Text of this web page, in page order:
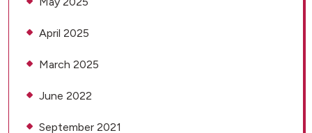
April 2025
March 2025
June 2022
September 2021